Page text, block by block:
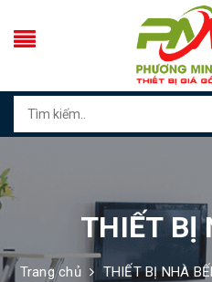
THIẾT BỊ
Trang chủ THIẾT BỊ NHÀ